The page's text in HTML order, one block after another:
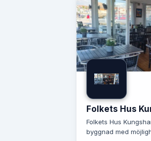
Folkets Hus
Folkets Hus
byggnad med